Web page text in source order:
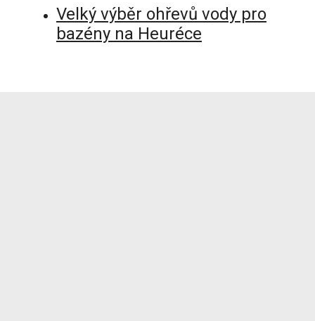
Velký výběr ohřevů vody pro
bazény na Heuréce